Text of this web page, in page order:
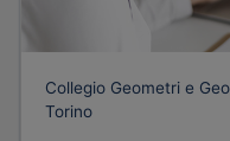
Collegio Geometri e
Torino